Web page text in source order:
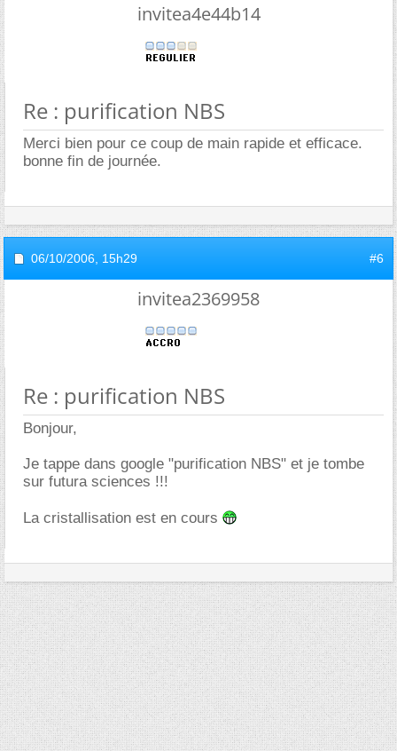
invitea4e44b14
Re : purification NBS
Merci bien pour ce coup de main rapide et efficace.
bonne fin de journée.
06/10/2006, 15h29 #6
invitea2369958
Re : purification NBS
Bonjour,
Je tappe dans google "purification NBS" et je tombe
sur futura sciences !!!
La cristallisation est en cours